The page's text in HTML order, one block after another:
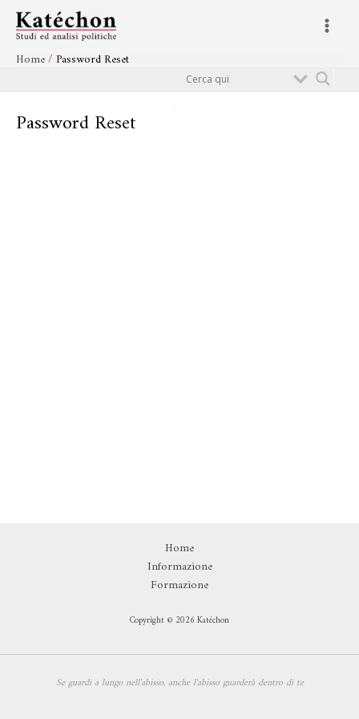
contenuto
Main
Home Password Reset
Password Reset
Home
Informazione
Formazione
Copyright © 2026 Katéchon
Se guardi a lungo nell'abisso, anche l'abisso guarderà dentro di te